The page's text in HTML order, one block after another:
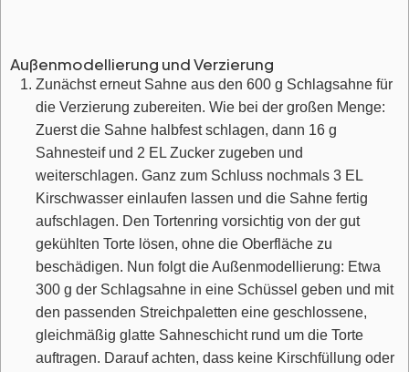
Außenmodellierung und Verzierung
Zunächst erneut Sahne aus den 600 g Schlagsahne für
die Verzierung zubereiten. Wie bei der großen Menge:
Zuerst die Sahne halbfest schlagen, dann 16 g
Sahnesteif und 2 EL Zucker zugeben und
weiterschlagen. Ganz zum Schluss nochmals 3 EL
Kirschwasser einlaufen lassen und die Sahne fertig
aufschlagen. Den Tortenring vorsichtig von der gut
gekühlten Torte lösen, ohne die Oberfläche zu
beschädigen. Nun folgt die Außenmodellierung: Etwa
300 g der Schlagsahne in eine Schüssel geben und mit
den passenden Streichpaletten eine geschlossene,
gleichmäßig glatte Sahneschicht rund um die Torte
auftragen. Darauf achten, dass keine Kirschfüllung oder